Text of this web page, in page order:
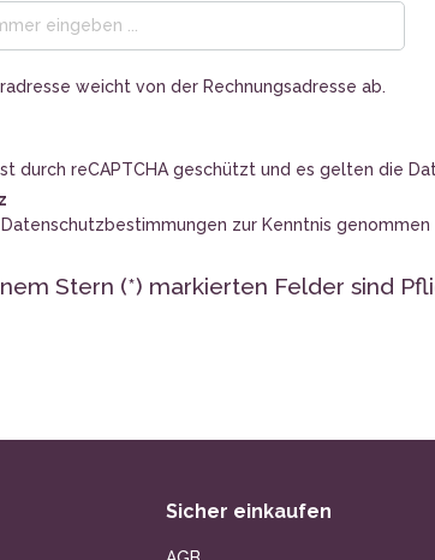
weicht von der Rechnungsadresse ab.
durch reCAPTCHA geschützt und es gelten die
Datenschutzbestimmungen zur Kenntnis genommen
Stern (*) markierten Felder sind
Sicher einkaufen